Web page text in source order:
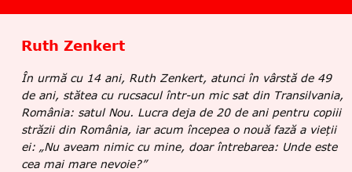
Ruth Zenkert
În urmă cu 14 ani, Ruth Zenkert, atunci în vârstă de 49
de ani, stătea cu rucsacul într-un mic sat din Transilvania,
România: satul Nou. Lucra deja de 20 de ani pentru copiii
străzii din România, iar acum începea o nouă fază a vieții
ei: „Nu aveam nimic cu mine, doar întrebarea: Unde este
cea mai mare nevoie?”